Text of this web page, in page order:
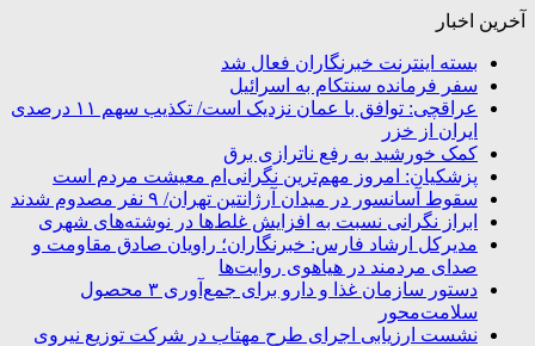
آخرین اخبار
بسته اینترنت خبرنگاران فعال شد
سفر فرمانده سنتکام به اسرائیل
عراقچی: توافق با عمان نزدیک است/ تکذیب سهم ۱۱ درصدی
ایران از خزر
کمک خورشید به رفع ناترازی برق
پزشکیان: امروز مهم‌ترین نگرانی‌ام معیشت مردم است
سقوط آسانسور در میدان آرژانتین تهران/ ۹ نفر مصدوم شدند
ابراز نگرانی نسبت به افزایش غلط‌ها در نوشته‌های شهری
مدیرکل ارشاد فارس: خبرنگاران؛ راویان صادق مقاومت و
صدای مردمند در هیاهوی روایت‌ها
دستور سازمان غذا و دارو برای جمع‌آوری ۳ محصول
سلامت‌محور
نشست ارزیابی اجرای طرح مهتاب در شرکت توزیع نیروی